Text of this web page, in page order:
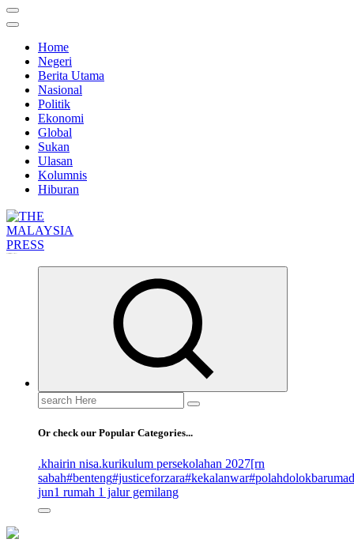
Home
Negeri
Berita Utama
Nasional
Politik
Ekonomi
Global
Sukan
Ulasan
Kolumnis
Hiburan
Search
for:
Or check our Popular Categories...
.khairin nisa.kurikulum persekolahan 2027[rn
sabah#benteng#justiceforzara#kekalanwar
jun1 rumah 1 jalur gemilang